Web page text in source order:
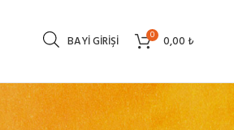
BAYI GIRIŞI 0 0,00₺